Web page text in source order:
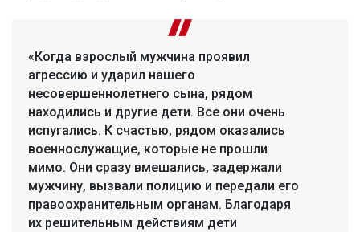
«Когда взрослый мужчина проявил
агрессию и ударил нашего
несовершеннолетнего сына, рядом
находились и другие дети. Все они очень
испугались. К счастью, рядом оказались
военнослужащие, которые не прошли
мимо. Они сразу вмешались, задержали
мужчину, вызвали полицию и передали его
правоохранительным органам. Благодаря
их решительным действиям дети